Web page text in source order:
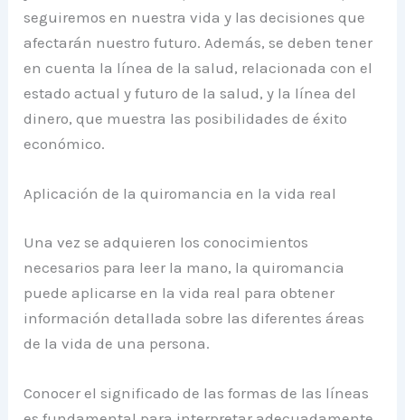
seguiremos en nuestra vida y las decisiones que
afectarán nuestro futuro. Además, se deben tener
en cuenta la línea de la salud, relacionada con el
estado actual y futuro de la salud, y la línea del
dinero, que muestra las posibilidades de éxito
económico.
Aplicación de la quiromancia en la vida real
Una vez se adquieren los conocimientos
necesarios para leer la mano, la quiromancia
puede aplicarse en la vida real para obtener
información detallada sobre las diferentes áreas
de la vida de una persona.
Conocer el significado de las formas de las líneas